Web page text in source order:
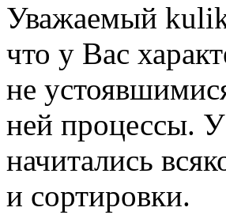
Уважаемый
что у Вас
не
ней процессы.
начитались
и сортировки.